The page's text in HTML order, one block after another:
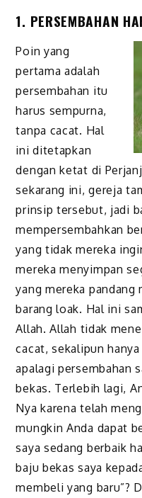
1. PERSEMBAHAN
Poin yang
pertama adalah
persembahan itu
harus sempurna,
tanpa cacat. Hal
ini ditetapkan
dengan ketat di
sekarang ini, gereja
prinsip tersebut, jadi
mempersembahkan
yang tidak mereka
mereka menyimpan
yang mereka
barang loak. Hal ini
Allah. Allah tidak
cacat, sekalipun
apalagi persembahan
bekas. Terlebih lagi,
Nya karena telah
mungkin Anda dapat
saya sedang berbaik
baju bekas saya
membeli yang baru”?